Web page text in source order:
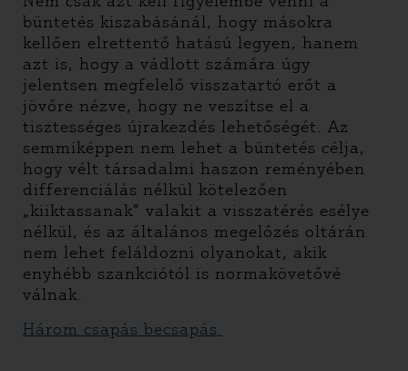
büntetés kiszabásánál, hogy másokra
kellően elrettentő hatású legyen, hanem
azt is, hogy a vádlott számára úgy
jelentsen megfelelő visszatartó erőt a
jövőre nézve, hogy ne veszítse el a
tisztességes újrakezdés lehetőségét. Az
semmiképpen nem lehet a büntetés célja,
hogy vélt társadalmi haszon reményében
differenciálás nélkül kötelezően
„kiiktassanak” valakit a visszatérés esélye
nélkül, és az általános megelőzés oltárán
nem lehet feláldozni olyanokat, akik
enyhébb szankciótól is normakövetővé
válnak.
Három csapás becsapás.